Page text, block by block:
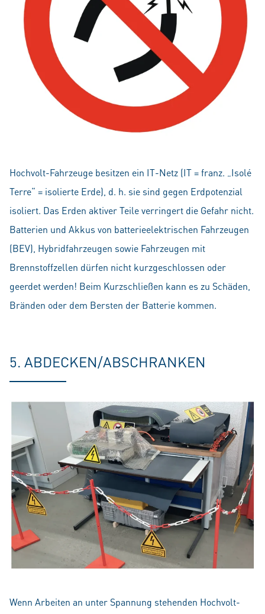
Hochvolt-Fahrzeuge besitzen ein IT-Netz (IT = franz. „Isolé
Terre“ = isolierte Erde), d. h. sie sind gegen Erdpotenzial
isoliert. Das Erden aktiver Teile verringert die Gefahr nicht.
Batterien und Akkus von batterieelektrischen Fahrzeugen
(BEV), Hybridfahrzeugen sowie Fahrzeugen mit
Brennstoffzellen dürfen nicht kurzgeschlossen oder
geerdet werden! Beim Kurzschließen kann es zu Schäden,
Bränden oder dem Bersten der Batterie kommen.
5. ABDECKEN/ABSCHRANKEN
Wenn Arbeiten an unter Spannung stehenden Hochvolt-